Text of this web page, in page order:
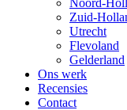
Zuid-
Utrecht
Flevoland
Gelderland
Ons werk
Recensies
Contact